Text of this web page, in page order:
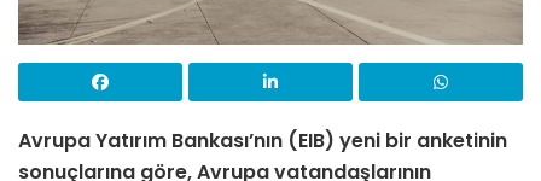
Avrupa Yatırım Bankası’nın (EIB) yeni bir anketinin
sonuçlarına göre, Avrupa vatandaşlarının